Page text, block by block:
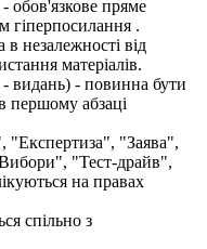
- обов'язкове пряме
гіперпосилання .
незалежності від
матеріалів.
- видань) - повинна бути
першому абзаці
"Заява",
"Тест-драйв",
на правах
спільно з